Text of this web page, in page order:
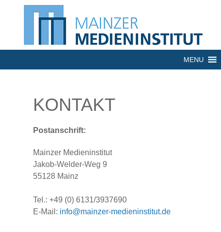
MENU
KONTAKT
Postanschrift:
Mainzer Medieninstitut
Jakob-Welder-Weg 9
55128 Mainz
Tel.: +49 (0) 6131/3937690
E-Mail: info@mainzer-medieninstitut.de